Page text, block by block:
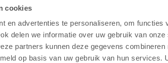
cookies
en advertenties te personaliseren, om functies
delen we informatie over uw gebruik van
partners kunnen deze gegevens
op basis van uw gebruik van hun services.